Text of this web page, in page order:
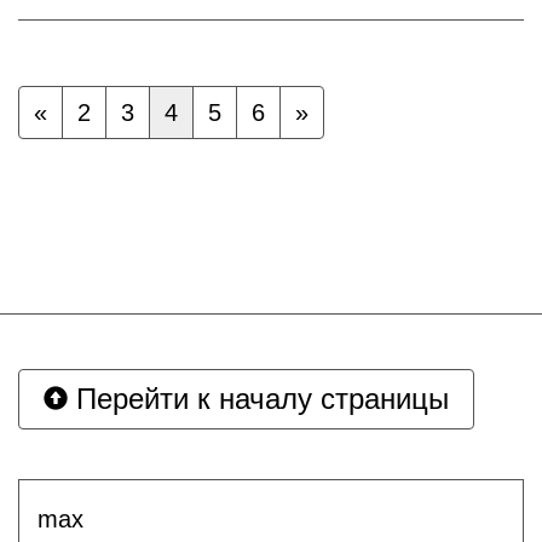
« 2 3 4 5 6 »
Перейти к началу страницы
max